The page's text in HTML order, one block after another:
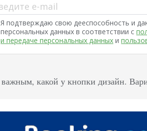
e-mail
Я подтверждаю свою дееспособность и
персональных данных в соответствии с
и передаче персональных данных и
какой у кнопки дизайн.